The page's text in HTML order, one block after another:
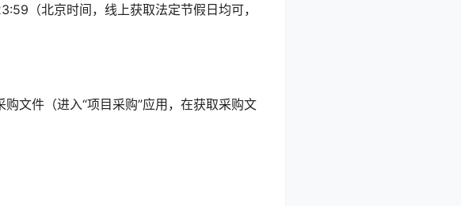
（北京时间，线上获取法定节假日均可，
件（进入“项目采购”应用，在获取采购文